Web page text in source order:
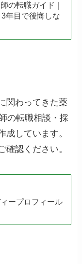
の転職ガイド｜
年目で後悔しな
関わってきた薬
の転職相談・採
成しています。
確認ください。
ープロフィール